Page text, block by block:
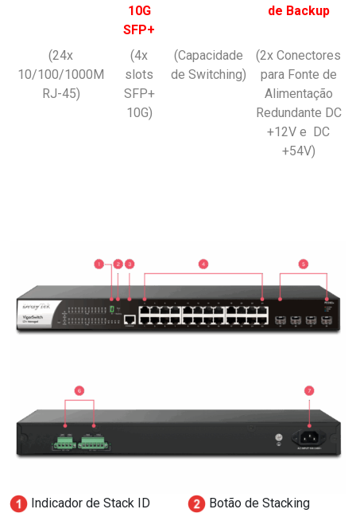
10G
SFP+
de Backup
(24x
10/100/1000M
RJ-45)
(4x
slots
SFP+
10G)
(Capacidade
de Switching)
(2x Conectores
para Fonte de
Alimentação
Redundante DC
+12V e DC
+54V)
Indicador de Stack ID
Botão de Stacking